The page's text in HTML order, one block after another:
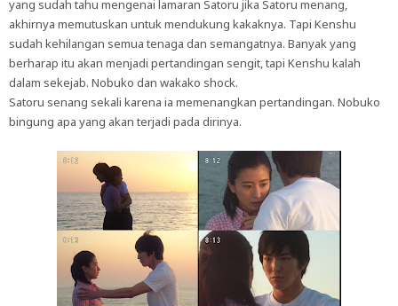
yang sudah tahu mengenai lamaran Satoru jika Satoru menang,
akhirnya memutuskan untuk mendukung kakaknya. Tapi Kenshu
sudah kehilangan semua tenaga dan semangatnya. Banyak yang
berharap itu akan menjadi pertandingan sengit, tapi Kenshu kalah
dalam sekejab. Nobuko dan wakako shock.
Satoru senang sekali karena ia memenangkan pertandingan. Nobuko
bingung apa yang akan terjadi pada dirinya.